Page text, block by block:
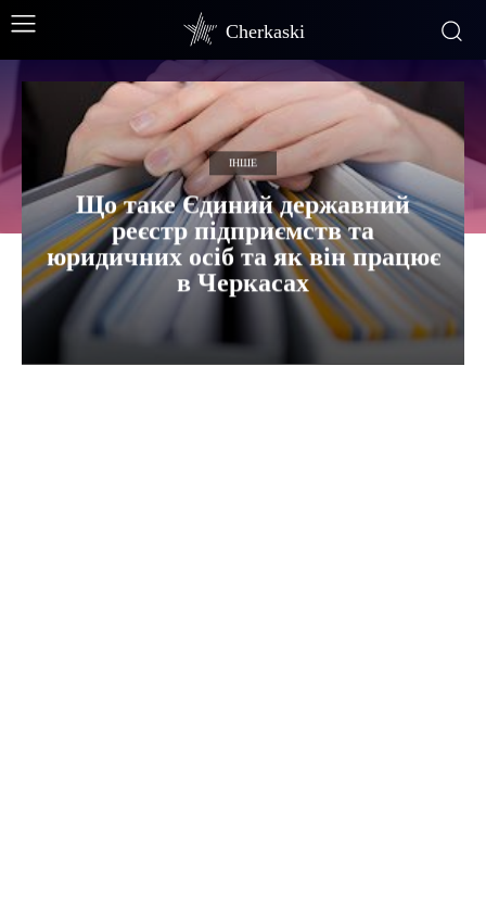
Cherkaski
ІНШЕ
Що таке Єдиний державний
реєстр підприємств та
юридичних осіб та як він працює
в Черкасах